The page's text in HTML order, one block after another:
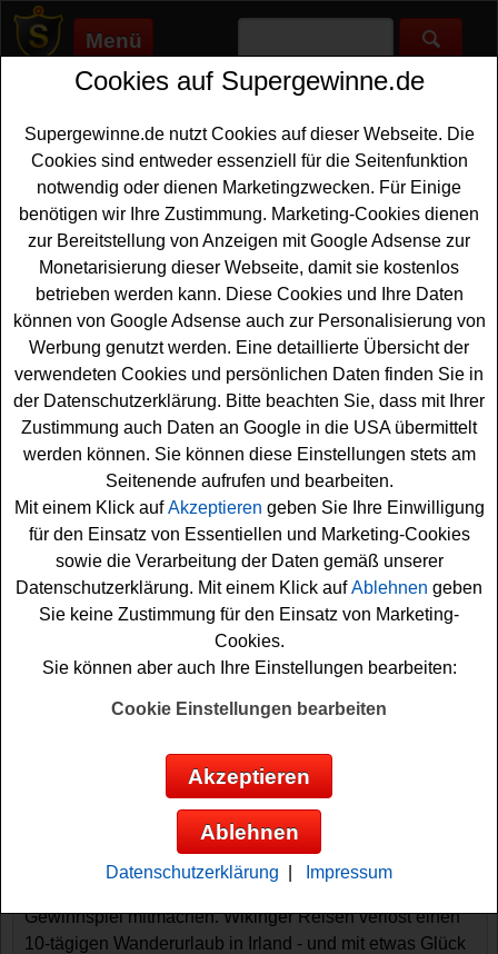
Menü
Supergewinne.de>Gewinnspiele>Irland-reise
Irland Reise gewinnen - Irland Reise
Gewinnspiel
Aktuelle Irland Reise Gewinnspiele 2026 bei
Supergewinne.de ✅ Jetzt kostenlos mitmachen und mit
etwas Glück eine Irland Reise gewinnen. ✅
Anzeige:
Gewinnsumme ▲ ▼ Gewinnanzahl
Wikinger Reisen Gewinnspiel - Irland
Wer gern eine traumhafte Irland Reise gewinnen möchte,
Gewinnspiel mitmachen. Wikinger Reisen verlost einen
10-tägigen Wanderurlaub in Irland - und mit etwas Glück
Cookies auf Supergewinne.de
Supergewinne.de nutzt Cookies auf dieser Webseite. Die
Cookies sind entweder essenziell für die Seitenfunktion
notwendig oder dienen Marketingzwecken. Für Einige
benötigen wir Ihre Zustimmung. Marketing-Cookies dienen
zur Bereitstellung von Anzeigen mit Google Adsense zur
Monetarisierung dieser Webseite, damit sie kostenlos
betrieben werden kann. Diese Cookies und Ihre Daten
können von Google Adsense auch zur Personalisierung von
Werbung genutzt werden. Eine detaillierte Übersicht der
verwendeten Cookies und persönlichen Daten finden Sie in
der Datenschutzerklärung. Bitte beachten Sie, dass mit Ihrer
Zustimmung auch Daten an Google in die USA übermittelt
werden können. Sie können diese Einstellungen stets am
Seitenende aufrufen und bearbeiten.
Mit einem Klick aufAkzeptieren geben Sie Ihre Einwilligung
für den Einsatz von Essentiellen und Marketing-Cookies
sowie die Verarbeitung der Daten gemäß unserer
Datenschutzerklärung. Mit einem Klick aufAblehnen geben
Sie keine Zustimmung für den Einsatz von Marketing-
Cookies.
Sie können aber auch Ihre Einstellungen bearbeiten:
Cookie Einstellungen bearbeiten
Akzeptieren
Ablehnen
Datenschutzerklärung Impressum